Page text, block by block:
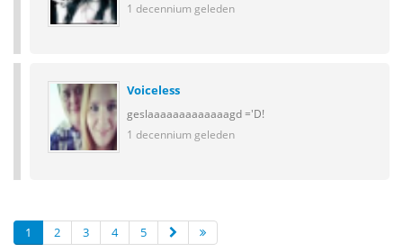
1 decennium geleden
Voiceless
geslaaaaaaaaaaaaagd ='D!
1 decennium geleden
1 2 3 4 5